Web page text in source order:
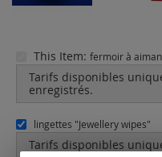
This Item: fermoir à
Tarifs disponibles
enregistrés.
lingettes "Jewellery wipes"
Tarifs disponibles